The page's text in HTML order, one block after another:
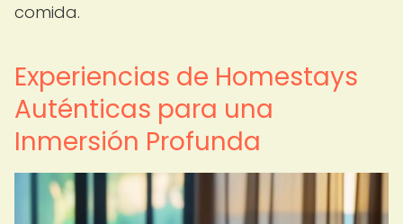
comida.
Experiencias de Homestays
Auténticas para una
Inmersión Profunda